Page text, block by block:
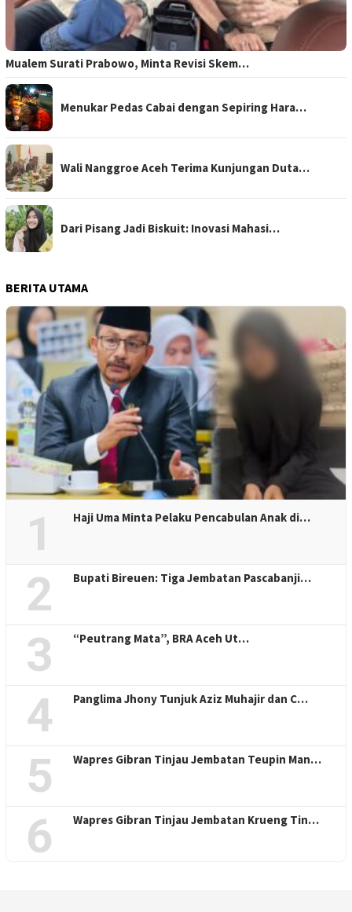
Mualem Surati Prabowo, Minta Revisi Skem…
Menukar Pedas Cabai dengan Sepiring Hara…
Wali Nanggroe Aceh Terima Kunjungan Duta…
Dari Pisang Jadi Biskuit: Inovasi Mahasi…
BERITA UTAMA
1 Haji Uma Minta Pelaku Pencabulan Anak di…
2 Bupati Bireuen: Tiga Jembatan Pascabanji…
3 “Peutrang Mata”, BRA Aceh Ut…
4 Panglima Jhony Tunjuk Aziz Muhajir dan C…
5 Wapres Gibran Tinjau Jembatan Teupin Man…
6 Wapres Gibran Tinjau Jembatan Krueng Tin…